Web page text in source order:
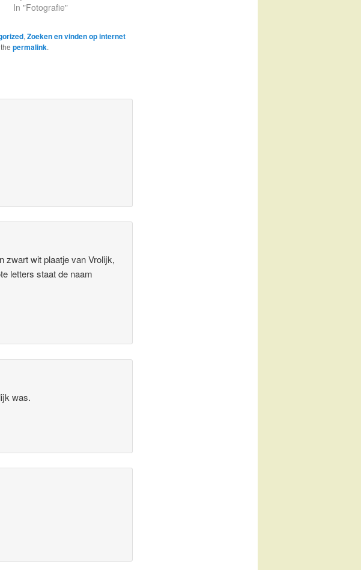
In "Fotografie"
, Zoeken en vinden op internet
permalink.
zwart wit plaatje van Vrolijk,
letters staat de naam
was.